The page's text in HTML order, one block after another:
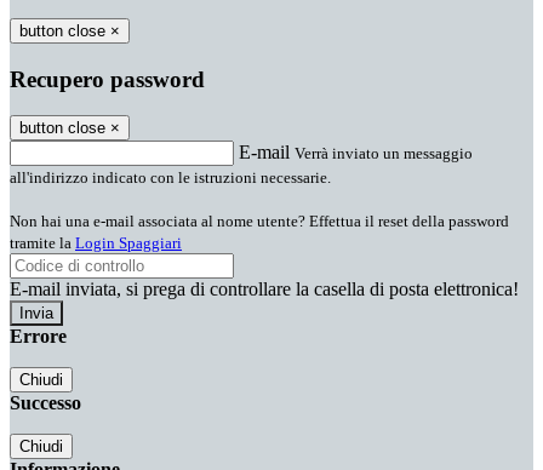
button close ×
Recupero password
button close ×
E-mail Verrà inviato un messaggio
all'indirizzo indicato con le istruzioni necessarie.
Non hai una e-mail associata al nome utente? Effettua il reset della password
tramite la Login Spaggiari
E-mail inviata, si prega di controllare la casella di posta elettronica!
Errore
Chiudi
Successo
Chiudi